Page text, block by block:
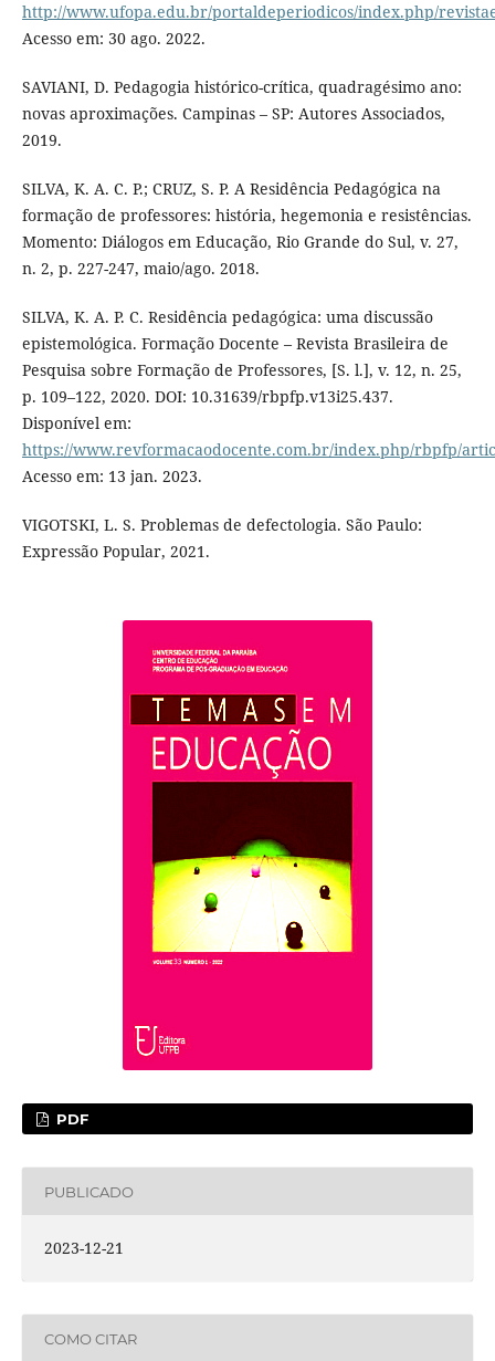
http://www.ufopa.edu.br/portaldeperiodicos/index.php/
Acesso em: 30 ago. 2022.
SAVIANI, D. Pedagogia histórico-crítica, quadragésimo ano:
novas aproximações. Campinas – SP: Autores Associados,
2019.
SILVA, K. A. C. P.; CRUZ, S. P. A Residência Pedagógica na
formação de professores: história, hegemonia e resistências.
Momento: Diálogos em Educação, Rio Grande do Sul, v. 27,
n. 2, p. 227-247, maio/ago. 2018.
SILVA, K. A. P. C. Residência pedagógica: uma discussão
epistemológica. Formação Docente – Revista Brasileira de
Pesquisa sobre Formação de Professores, [S. l.], v. 12, n. 25,
p. 109–122, 2020. DOI: 10.31639/rbpfp.v13i25.437.
Disponível em:
https://www.revformacaodocente.com.br/index.php/rbpfp/
Acesso em: 13 jan. 2023.
VIGOTSKI, L. S. Problemas de defectologia. São Paulo:
Expressão Popular, 2021.
PDF
PUBLICADO
2023-12-21
COMO CITAR